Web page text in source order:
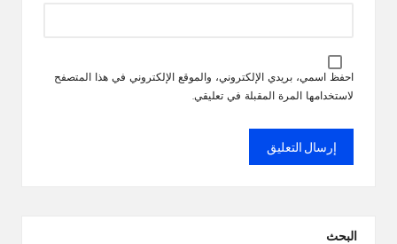
احفظ اسمي، بريدي الإلكتروني، والموقع الإلكتروني في هذا المتصفح
لاستخدامها المرة المقبلة في تعليقي.
البحث